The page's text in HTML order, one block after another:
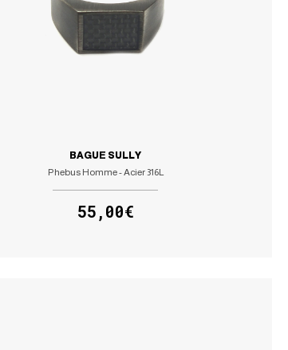
BAGUE SULLY
Phebus Homme - Acier 316L
55,00€